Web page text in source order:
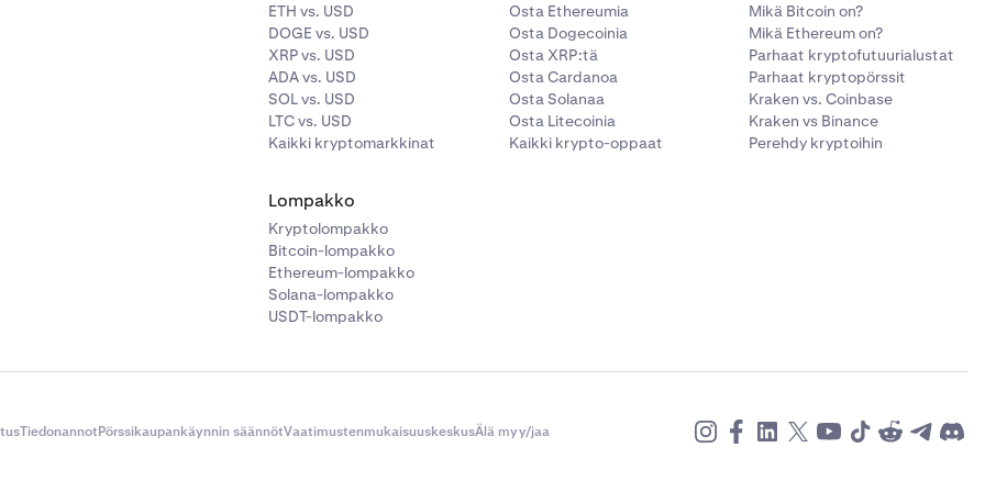
ETH vs. USD
DOGE vs. USD
XRP vs. USD
ADA vs. USD
SOL vs. USD
LTC vs. USD
Kaikki kryptomarkkinat
Osta Ethereumia
Osta Dogecoinia
Osta XRP:tä
Osta Cardanoa
Osta Solanaa
Osta Litecoinia
Kaikki krypto-oppaat
Mikä Bitcoin on?
Mikä Ethereum on?
Parhaat kryptofutuurialustat
Parhaat kryptopörssit
Kraken vs. Coinbase
Kraken vs Binance
Perehdy kryptoihin
Lompakko
Kryptolompakko
Bitcoin-lompakko
Ethereum-lompakko
Solana-lompakko
USDT-lompakko
TiedonannotPörssikaupankäynnin säännötVaatimustenmukaisuuskeskusÄlä myy/jaa